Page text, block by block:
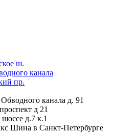
ш.
канала
пр.
канала д. 91
д 21
д.7 к.1
Шина в Санкт-Петербурге